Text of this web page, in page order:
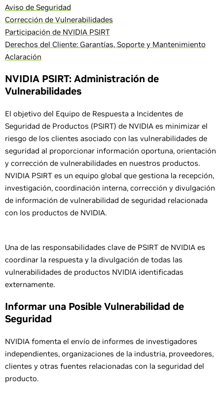
Aviso de Seguridad
Corrección de Vulnerabilidades
Participación de NVIDIA PSIRT
Derechos del Cliente: Garantías, Soporte y Mantenimiento
Aclaración
NVIDIA PSIRT: Administración de
Vulnerabilidades
El objetivo del Equipo de Respuesta a Incidentes de
Seguridad de Productos (PSIRT) de NVIDIA es minimizar el
riesgo de los clientes asociado con las vulnerabilidades de
seguridad al proporcionar información oportuna, orientación
y corrección de vulnerabilidades en nuestros productos.
NVIDIA PSIRT es un equipo global que gestiona la recepción,
investigación, coordinación interna, corrección y divulgación
de información de vulnerabilidad de seguridad relacionada
con los productos de NVIDIA.
Una de las responsabilidades clave de PSIRT de NVIDIA es
coordinar la respuesta y la divulgación de todas las
vulnerabilidades de productos NVIDIA identificadas
externamente.
Informar una Posible Vulnerabilidad de
Seguridad
NVIDIA fomenta el envío de informes de investigadores
independientes, organizaciones de la industria, proveedores,
clientes y otras fuentes relacionadas con la seguridad del
producto.